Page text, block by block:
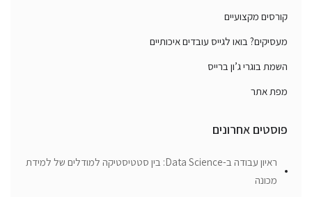
קורסים מקצועיים
מעסיקים? בואו לגייס עובדים איכותיים
השמת בוגרי ג’ון ברייס
מפת אתר
פוסטים אחרונים
ראיון עבודה ב-Data Science: בין סטטיסטיקה למודלים של למידת
מכונה